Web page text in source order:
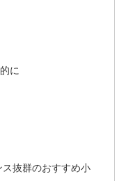
に
抜群のおすすめ小